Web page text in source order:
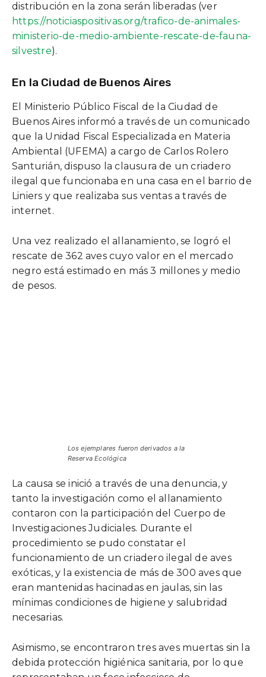
distribución en la zona serán liberadas (ver
https://noticiaspositivas.org/trafico-de-animales-
ministerio-de-medio-ambiente-rescate-de-fauna-
silvestre).
En la Ciudad de Buenos Aires
El Ministerio Público Fiscal de la Ciudad de
Buenos Aires informó a través de un comunicado
que la Unidad Fiscal Especializada en Materia
Ambiental (UFEMA) a cargo de Carlos Rolero
Santurián, dispuso la clausura de un criadero
ilegal que funcionaba en una casa en el barrio de
Liniers y que realizaba sus ventas a través de
internet.
Una vez realizado el allanamiento, se logró el
rescate de 362 aves cuyo valor en el mercado
negro está estimado en más 3 millones y medio
de pesos.
Los ejemplares fueron derivados a la
Reserva Ecológica
La causa se inició a través de una denuncia, y
tanto la investigación como el allanamiento
contaron con la participación del Cuerpo de
Investigaciones Judiciales. Durante el
procedimiento se pudo constatar el
funcionamiento de un criadero ilegal de aves
exóticas, y la existencia de más de 300 aves que
eran mantenidas hacinadas en jaulas, sin las
mínimas condiciones de higiene y salubridad
necesarias.
Asimismo, se encontraron tres aves muertas sin la
debida protección higiénica sanitaria, por lo que